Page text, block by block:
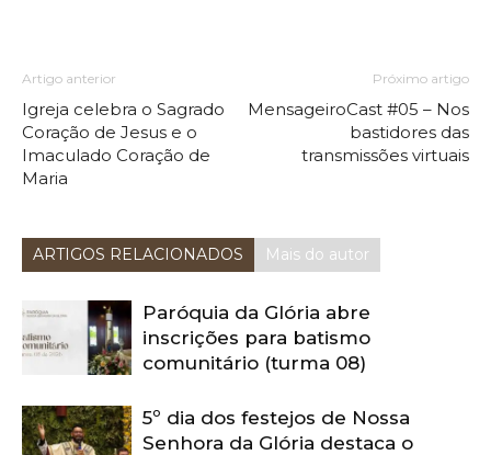
Artigo anterior
Igreja celebra o Sagrado
Coração de Jesus e o
Imaculado Coração de
Maria
Próximo artigo
MensageiroCast #05 – Nos
bastidores das
transmissões virtuais
ARTIGOS RELACIONADOS Mais do autor
Paróquia da Glória abre
inscrições para batismo
comunitário (turma 08)
5º dia dos festejos de Nossa
Senhora da Glória destaca o